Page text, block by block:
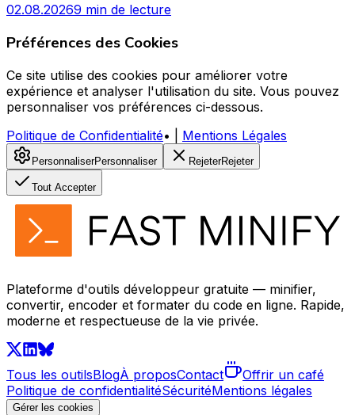
02.08.20269 min de lecture
Préférences des Cookies
Ce site utilise des cookies pour améliorer votre
expérience et analyser l'utilisation du site. Vous pouvez
personnaliser vos préférences ci-dessous.
Politique de Confidentialité• Mentions Légales
PersonnaliserPersonnaliser RejeterRejeter
Tout Accepter
Plateforme d'outils développeur gratuite — minifier,
convertir, encoder et formater du code en ligne. Rapide,
moderne et respectueuse de la vie privée.
Tous les outilsBlogÀ proposContact
Offrir un café
Politique de confidentialitéSécuritéMentions légales
Gérer les cookies